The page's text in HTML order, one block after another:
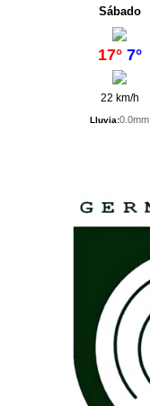
Sábado
17° 7°
22 km/h
Lluvia:0.0mm